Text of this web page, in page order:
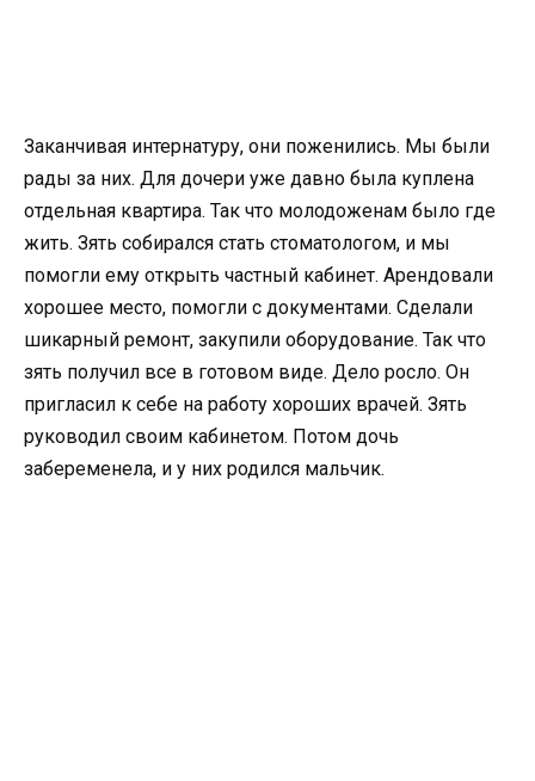
Заканчивая интернатуру, они поженились. Мы были
рады за них. Для дочери уже давно была куплена
отдельная квартира. Так что молодоженам было где
жить. Зять собирался стать стоматологом, и мы
помогли ему открыть частный кабинет. Арендовали
хорошее место, помогли с документами. Сделали
шикарный ремонт, закупили оборудование. Так что
зять получил все в готовом виде. Дело росло. Он
пригласил к себе на работу хороших врачей. Зять
руководил своим кабинетом. Потом дочь
забеременела, и у них родился мальчик.